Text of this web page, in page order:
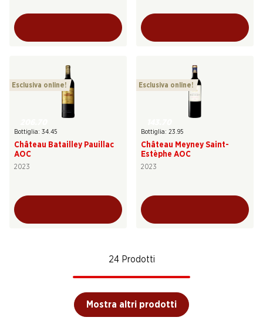
Esclusiva online!
Bottiglia: 34.45
Château Batailley Pauillac
AOC
2023
Esclusiva online!
Bottiglia: 23.95
Château Meyney Saint-
Estèphe AOC
2023
24 Prodotti
Mostra altri prodotti